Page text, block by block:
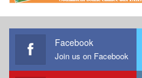
Facebook
Join us on Facebook